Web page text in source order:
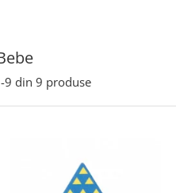
9 din 9 produse